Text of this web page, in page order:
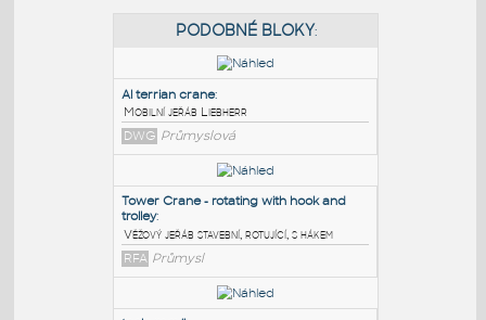
PODOBNÉ BLOKY
Al terrian crane
Mobilní jeřáb Liebherr